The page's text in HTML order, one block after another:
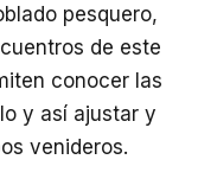
pesquero,
de este
conocer las
y así ajustar y
venideros.